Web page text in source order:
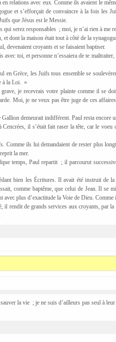
relations avec eux. Comme ils avaient le
et s’efforçait de convaincre à la fois les
que Jésus est le Messie.
qui serez responsables ; moi, je n’ai rien à me
dont la maison était tout à côté de la
devenaient croyants et se faisaient baptiser.
toi, et personne n’essaiera de te maltraiter,
en Grèce, les Juifs tous ensemble se
à la Loi. »
je recevrais votre plainte comme il se
Moi, je ne veux pas être juge de ces
demeurait indifférent. Paul resta encore
Cencrées, il s’était fait raser la tête, car le voeu
Comme ils lui demandaient de rester plus
la mer.
temps, Paul repartit ; il parcourut
bien les Écritures. Il avait été instruit de
comme baptême, que celui de Jean. Il se
avec plus d’exactitude la Voie de Dieu.
rendit de grands services aux croyants, par la
la vie ; je ne suis d’ailleurs pas seul à